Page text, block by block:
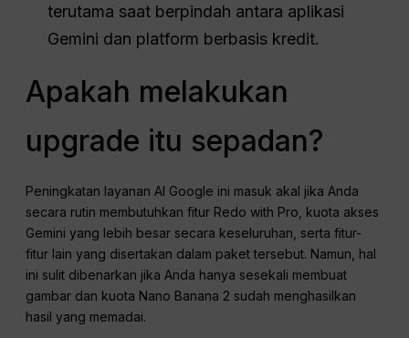
terutama saat berpindah antara aplikasi
Gemini dan platform berbasis kredit.
Apakah melakukan
upgrade itu sepadan?
Peningkatan layanan AI Google ini masuk akal jika Anda
secara rutin membutuhkan fitur Redo with Pro, kuota akses
Gemini yang lebih besar secara keseluruhan, serta fitur-
fitur lain yang disertakan dalam paket tersebut. Namun, hal
ini sulit dibenarkan jika Anda hanya sesekali membuat
gambar dan kuota Nano Banana 2 sudah menghasilkan
hasil yang memadai.